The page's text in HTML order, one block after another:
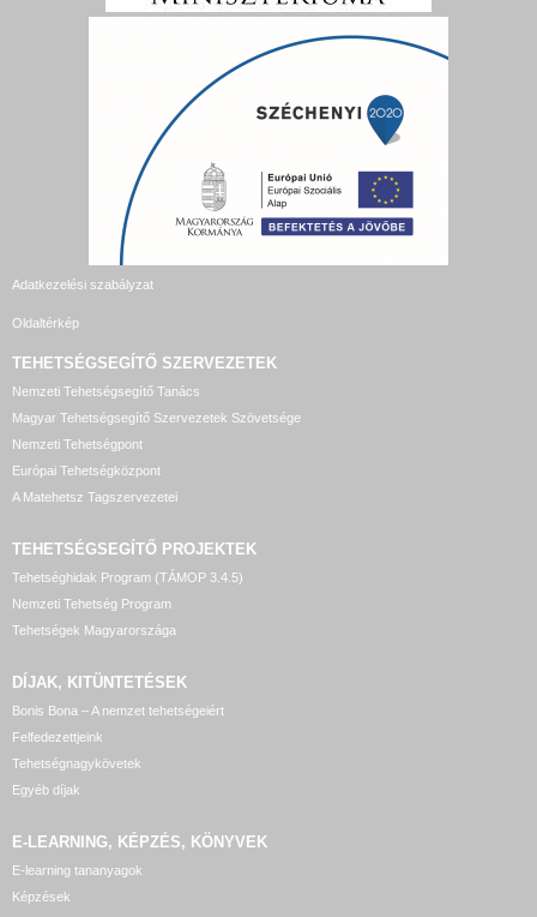
Adatkezelési szabályzat
Oldaltérkép
TEHETSÉGSEGÍTŐ SZERVEZETEK
Nemzeti Tehetségsegítő Tanács
Magyar Tehetségsegítő Szervezetek Szövetsége
Nemzeti Tehetségpont
Európai Tehetségközpont
A Matehetsz Tagszervezetei
TEHETSÉGSEGÍTŐ PROJEKTEK
Tehetséghidak Program (TÁMOP 3.4.5)
Nemzeti Tehetség Program
Tehetségek Magyarországa
DÍJAK, KITÜNTETÉSEK
Bonis Bona – A nemzet tehetségeiért
Felfedezettjeink
Tehetségnagykövetek
Egyéb díjak
E-LEARNING, KÉPZÉS, KÖNYVEK
E-learning tananyagok
Képzések